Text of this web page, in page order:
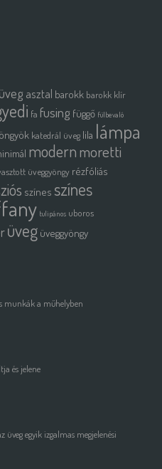
asztal barokk barokk klír
fa fusing függő fülbevaló
katedrál üveg lila lámpa
modernmoretti
üveggyöngy rézfóliás
színes színes
tulipános uboros
üveg üveggyöngy
munkák a műhelyben
és jelene
üveg egyik izgalmas megjelenési